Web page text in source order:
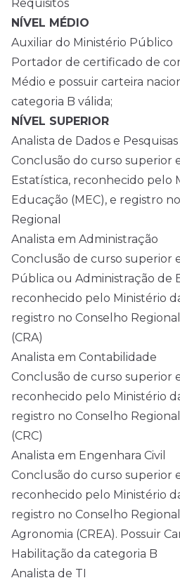
Requisitos
NÍVEL MÉDIO
Auxiliar do Ministério Público
Portador de certificado de
Médio e possuir carteira
categoria B válida;
NÍVEL SUPERIOR
Analista de Dados e Pesquisas
Conclusão do curso superior
Estatística, reconhecido pelo
Educação (MEC), e registro
Regional
Analista em Administração
Conclusão de curso superior
Pública ou Administração de
reconhecido pelo Ministério
registro no Conselho
(CRA)
Analista em Contabilidade
Conclusão de curso superior
reconhecido pelo Ministério
registro no Conselho
(CRC)
Analista em Engenhara Civil
Conclusão do curso superior
reconhecido pelo Ministério
registro no Conselho
Agronomia (CREA). Possuir
Habilitação da categoria B
Analista de TI